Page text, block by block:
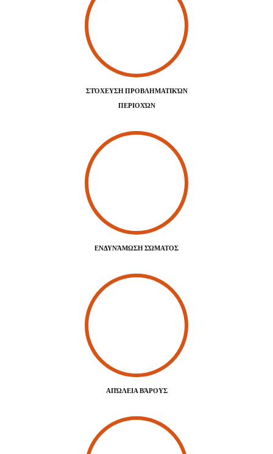
ΣΤΌΧΕΥΣΗ ΠΡΟΒΛΗΜΑΤΙΚΏΝ
ΠΕΡΙΟΧΏΝ
ΕΝΔΥΝΆΜΩΣΗ ΣΏΜΑΤΟΣ
ΑΠΏΛΕΙΑ ΒΆΡΟΥΣ